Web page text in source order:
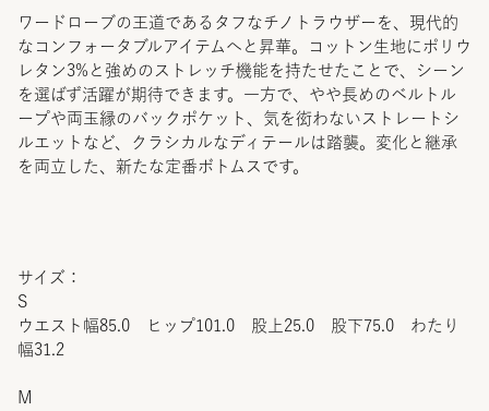
ワードローブの王道であるタフなチノトラウザーを、現代的
なコンフォータブルアイテムへと昇華。コットン生地にポリウ
レタン3%と強めのストレッチ機能を持たせたことで、シーン
を選ばず活躍が期待できます。一方で、やや長めのベルトル
ープや両玉縁のバックポケット、気を衒わないストレートシ
ルエットなど、クラシカルなディテールは踏襲。変化と継承
を両立した、新たな定番ボトムスです。
サイズ：
S
ウエスト幅85.0 ヒップ101.0 股上25.0 股下75.0 わたり
幅31.2
M